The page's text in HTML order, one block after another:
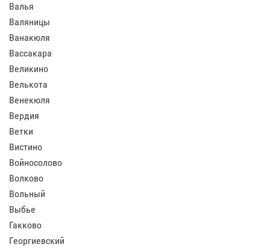
Валья
Валяницы
Ванакюля
Вассакара
Великино
Велькота
Венекюля
Вердия
Ветки
Вистино
Войносолово
Волково
Вольный
Выбье
Гакково
Георгиевский